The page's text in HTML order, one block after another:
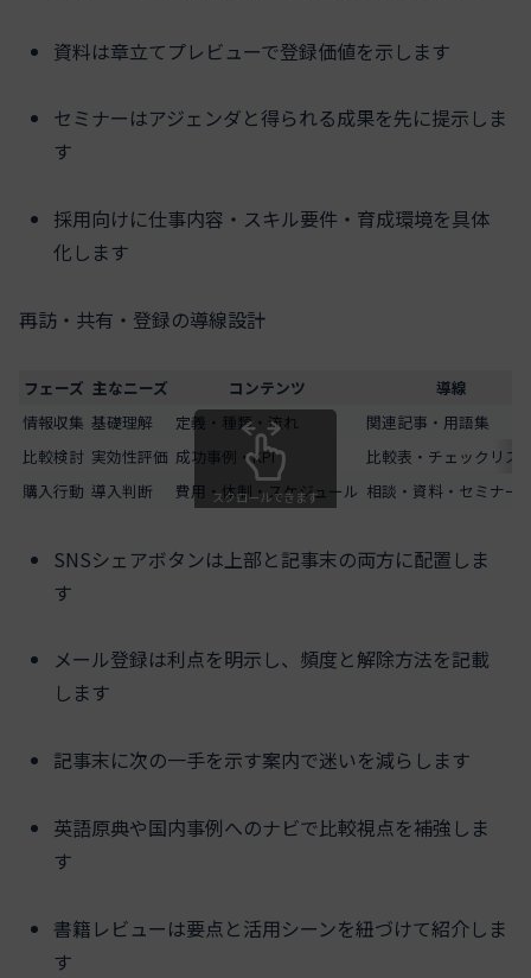
資料は章立てプレビューで登録価値を示します
セミナーはアジェンダと得られる成果を先に提示しま
す
採用向けに仕事内容・スキル要件・育成環境を具体
化します
再訪・共有・登録の導線設計
フェーズ 主なニーズ コンテンツ
導線
情報収集 基礎理解 定義・種類・流れ
関連記事・用語集
比較検討 実効性評価 成功事例・KPI
比較表・チェックリス
購入行動 導入判断 費用・体制・スケジュール 相談・資料・セミナー
スクロールできます
SNSシェアボタンは上部と記事末の両方に配置しま
す
メール登録は利点を明示し、頻度と解除方法を記載
します
記事末に次の一手を示す案内で迷いを減らします
英語原典や国内事例へのナビで比較視点を補強しま
す
書籍レビューは要点と活用シーンを紐づけて紹介しま
す